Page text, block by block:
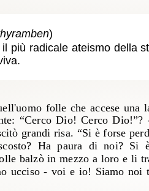
)
più radicale ateismo della
folle che accese una
“Cerco Dio! Cerco
grandi risa. “Si è forse
Ha paura di noi? Si
balzò in mezzo a loro e li
ucciso - voi e io! Siamo